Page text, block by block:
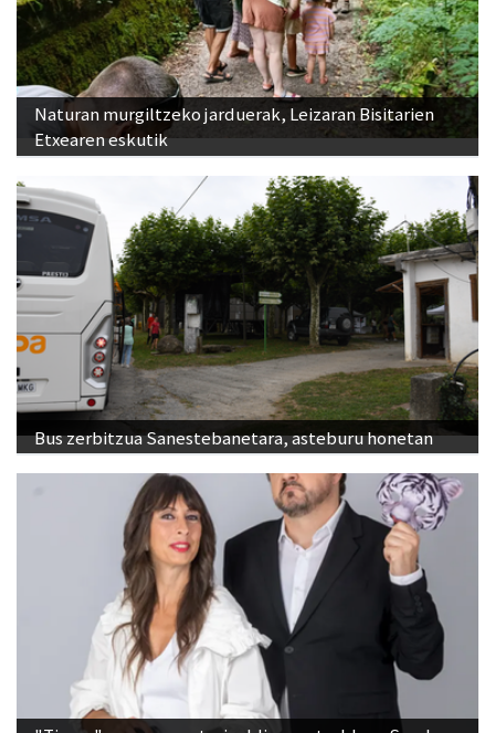
Naturan murgiltzeko jarduerak, Leizaran Bisitarien
Etxearen eskutik
Bus zerbitzua Sanestebanetara, asteburu honetan
"Tigrea"ren aurre-estreinaldia, arratsaldean Saroben